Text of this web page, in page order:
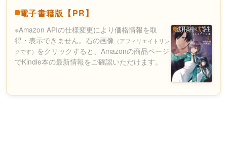
電子書籍版【PR】
※Amazon APIの仕様変更により価格情報を取
得・表示できません。右の画像 （アフィリエイトリン
クです） をクリックすると、Amazonの商品ページ
でKindle本の最新情報をご確認いただけます。